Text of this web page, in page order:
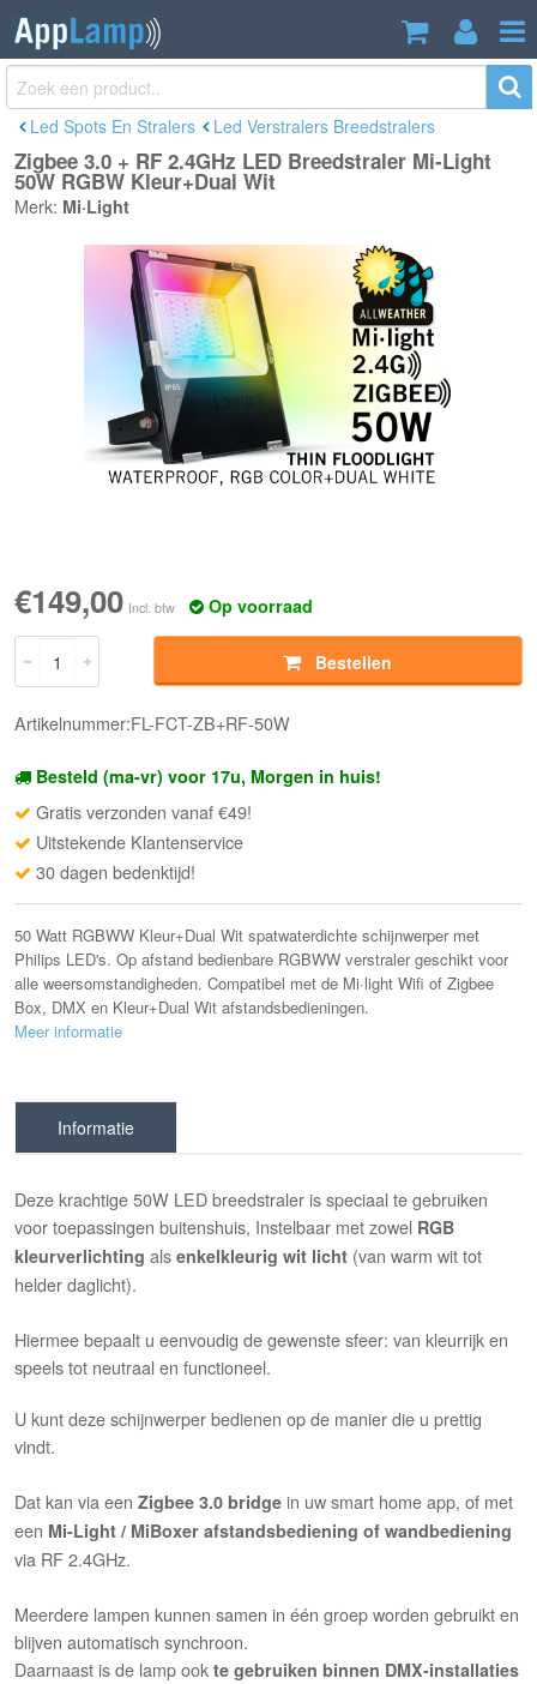
Zigbee 3.0 + RF 2.4GHz LED
Breedstraler Mi-Light 50W RGBW
Kleur+Dual Wit
€149,00
Led Spots En Stralers Led Verstralers Breedstralers
Zigbee 3.0 + RF 2.4GHz LED Breedstraler Mi-Light
50W RGBW Kleur+Dual Wit
Merk: Mi·Light
€149,00 Incl. btw Op voorraad
Bestellen
Artikelnummer:FL-FCT-ZB+RF-50W
Besteld (ma-vr) voor 17u, Morgen in huis!
Gratis verzonden vanaf €49!
Uitstekende Klantenservice
30 dagen bedenktijd!
50 Watt RGBWW Kleur+Dual Wit spatwaterdichte schijnwerper met
Philips LED's. Op afstand bedienbare RGBWW verstraler geschikt voor
alle weersomstandigheden. Compatibel met de Mi·light Wifi of Zigbee
Box, DMX en Kleur+Dual Wit afstandsbedieningen.
Meer informatie
Informatie
Deze krachtige 50W LED breedstraler is speciaal te gebruiken
voor toepassingen buitenshuis, Instelbaar met zowel RGB
kleurverlichting alsenkelkleurig wit licht (van warm wit tot
helder daglicht).
Hiermee bepaalt u eenvoudig de gewenste sfeer: van kleurrijk en
speels tot neutraal en functioneel.
U kunt deze schijnwerper bedienen op de manier die u prettig
vindt.
Dat kan via eenZigbee 3.0 bridge in uw smart home app, of met
een Mi-Light / MiBoxer afstandsbediening of wandbediening
via RF 2.4GHz.
Meerdere lampen kunnen samen in één groep worden gebruikt en
blijven automatisch synchroon.
Daarnaast is de lamp ookte gebruiken binnen DMX-installaties